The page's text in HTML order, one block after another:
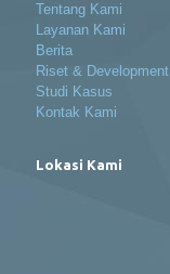
Tentang Kami
Layanan Kami
Berita
Riset & Development
Studi Kasus
Kontak Kami
Lokasi Kami